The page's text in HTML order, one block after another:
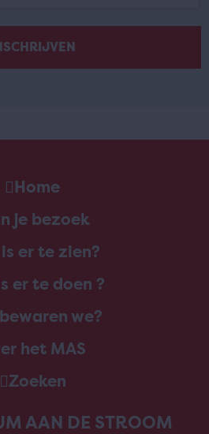
Home
je bezoek
er te zien?
er te doen ?
we?
het MAS
Zoeken
AAN DE STROOM